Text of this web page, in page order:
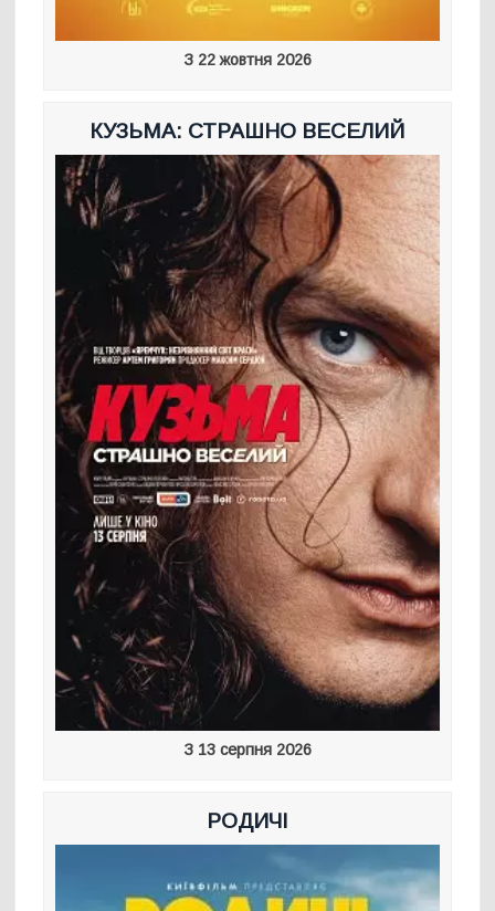
З 22 жовтня 2026
КУЗЬМА: СТРАШНО ВЕСЕЛИЙ
З 13 серпня 2026
РОДИЧІ